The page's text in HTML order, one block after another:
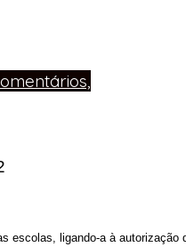
ligando-a à autorização